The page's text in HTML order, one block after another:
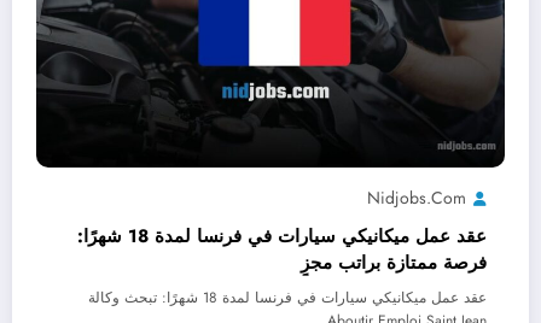
Nidjobs.com
عقد عمل ميكانيكي سيارات في فرنسا لمدة 18 شهرًا:
فرصة ممتازة براتب مجزٍ
عقد عمل ميكانيكي سيارات في فرنسا لمدة 18 شهرًا: تبحث وكالة